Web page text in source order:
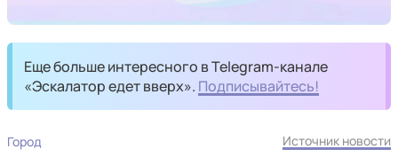
Еще больше интересного в Telegram-канале
«Эскалатор едет вверх». Подписывайтесь!
Город Источник новости